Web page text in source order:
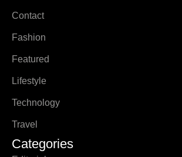
Contact
Fashion
Featured
Lifestyle
Technology
Travel
Categories